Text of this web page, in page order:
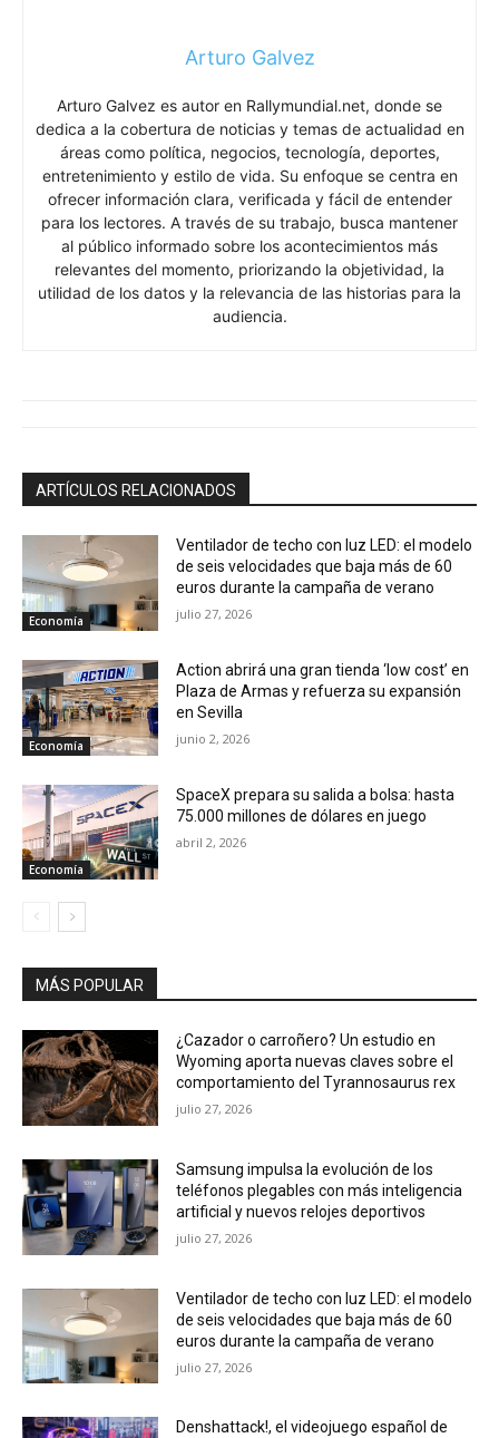
Arturo Galvez
Arturo Galvez es autor en Rallymundial.net, donde se
dedica a la cobertura de noticias y temas de actualidad en
áreas como política, negocios, tecnología, deportes,
entretenimiento y estilo de vida. Su enfoque se centra en
ofrecer información clara, verificada y fácil de entender
para los lectores. A través de su trabajo, busca mantener
al público informado sobre los acontecimientos más
relevantes del momento, priorizando la objetividad, la
utilidad de los datos y la relevancia de las historias para la
audiencia.
ARTÍCULOS RELACIONADOS
Economía
Ventilador de techo con luz LED: el modelo
de seis velocidades que baja más de 60
euros durante la campaña de verano
julio 27, 2026
Economía
Action abrirá una gran tienda ‘low cost’ en
Plaza de Armas y refuerza su expansión
en Sevilla
junio 2, 2026
Economía
SpaceX prepara su salida a bolsa: hasta
75.000 millones de dólares en juego
abril 2, 2026
MÁS POPULAR
¿Cazador o carroñero? Un estudio en
Wyoming aporta nuevas claves sobre el
comportamiento del Tyrannosaurus rex
julio 27, 2026
Samsung impulsa la evolución de los
teléfonos plegables con más inteligencia
artificial y nuevos relojes deportivos
julio 27, 2026
Ventilador de techo con luz LED: el modelo
de seis velocidades que baja más de 60
euros durante la campaña de verano
julio 27, 2026
Denshattack!, el videojuego español de